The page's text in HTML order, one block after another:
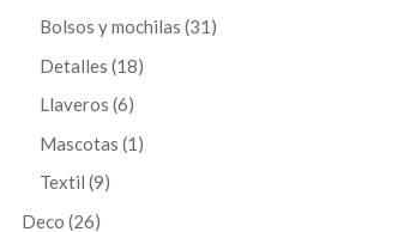
producto
Bolsos y mochilas 31 31
Detalles 1818
Llaveros 66
productos
Mascotas 1 1
Textil 99
Deco 2626